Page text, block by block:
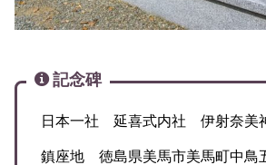
記念碑
日本一社 延喜式内社 伊射奈美
鎮座地 徳島県美馬市美馬町中鳥